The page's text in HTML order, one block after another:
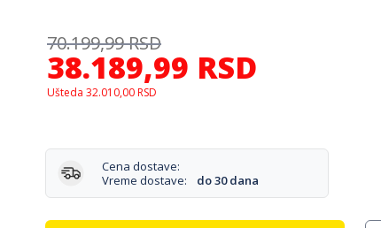
38.189,99 RSD
70.199,99RSD
Ušteda 32.010,00 RSD
Cena dostave:
Vreme dostave:
do 30 dana